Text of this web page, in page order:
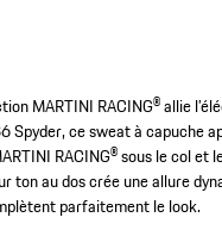
MARTINI RACING® allie
Spyder, ce sweat à capuche
RACING® sous le col et
ton au dos crée une allure
parfaitement le look.